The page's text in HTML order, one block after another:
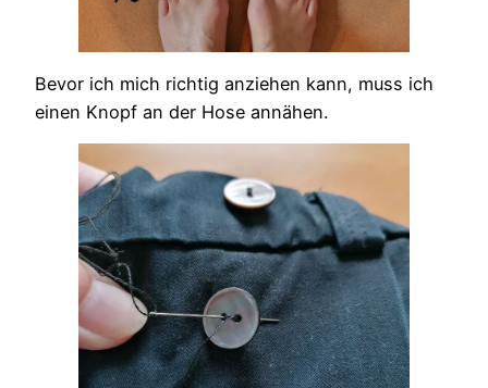
Bevor ich mich richtig anziehen kann, muss ich
einen Knopf an der Hose annähen.